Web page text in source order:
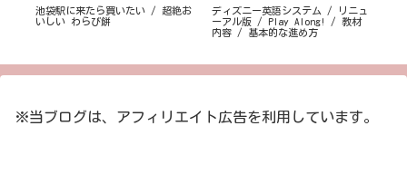
池袋駅に来たら買いたい / 超絶お
いしい わらび餅
ディズニー英語システム / リニュ
ーアル版 / Play Along! / 教材
内容 / 基本的な進め方
※当ブログは、アフィリエイト広告を利用しています。